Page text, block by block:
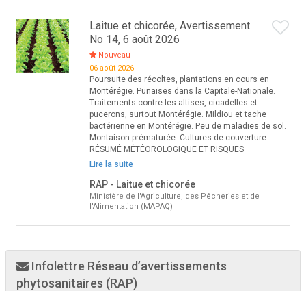
Laitue et chicorée, Avertissement
No 14, 6 août 2026
Nouveau
06 août 2026
Poursuite des récoltes, plantations en cours en
Montérégie. Punaises dans la Capitale-Nationale.
Traitements contre les altises, cicadelles et
pucerons, surtout Montérégie. Mildiou et tache
bactérienne en Montérégie. Peu de maladies de sol.
Montaison prématurée. Cultures de couverture.
RÉSUMÉ MÉTÉOROLOGIQUE ET RISQUES
Lire la suite
RAP - Laitue et chicorée
Ministère de l'Agriculture, des Pêcheries et de
l'Alimentation (MAPAQ)
Infolettre Réseau d’avertissements
phytosanitaires (RAP)